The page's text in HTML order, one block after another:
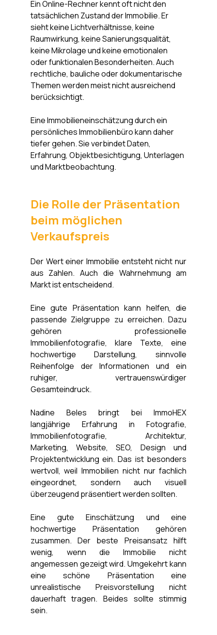
Ein Online-Rechner kennt oft nicht den
tatsächlichen Zustand der Immobilie. Er
sieht keine Lichtverhältnisse, keine
Raumwirkung, keine Sanierungsqualität,
keine Mikrolage und keine emotionalen
oder funktionalen Besonderheiten. Auch
rechtliche, bauliche oder dokumentarische
Themen werden meist nicht ausreichend
berücksichtigt.
Eine Immobilieneinschätzung durch ein
persönliches Immobilienbüro kann daher
tiefer gehen. Sie verbindet Daten,
Erfahrung, Objektbesichtigung, Unterlagen
und Marktbeobachtung.
Die Rolle der Präsentation
beim möglichen
Verkaufspreis
Der Wert einer Immobilie entsteht nicht nur
aus Zahlen. Auch die Wahrnehmung am
Markt ist entscheidend.
Eine gute Präsentation kann helfen, die
passende Zielgruppe zu erreichen. Dazu
gehören professionelle
Immobilienfotografie, klare Texte, eine
hochwertige Darstellung, sinnvolle
Reihenfolge der Informationen und ein
ruhiger, vertrauenswürdiger
Gesamteindruck.
Nadine Beles bringt bei ImmoHEX
langjährige Erfahrung in Fotografie,
Immobilienfotografie, Architektur,
Marketing, Website, SEO, Design und
Projektentwicklung ein. Das ist besonders
wertvoll, weil Immobilien nicht nur fachlich
eingeordnet, sondern auch visuell
überzeugend präsentiert werden sollten.
Eine gute Einschätzung und eine
hochwertige Präsentation gehören
zusammen. Der beste Preisansatz hilft
wenig, wenn die Immobilie nicht
angemessen gezeigt wird. Umgekehrt kann
eine schöne Präsentation eine
unrealistische Preisvorstellung nicht
dauerhaft tragen. Beides sollte stimmig
sein.